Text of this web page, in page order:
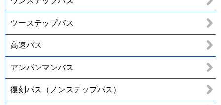
ツーステップバス
高速バス
アンパンマンバス
復刻バス（ノンステップバス）